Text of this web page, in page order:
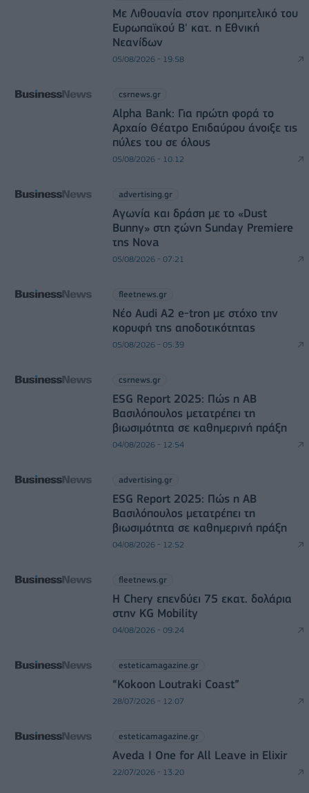
Με Λιθουανία στον προημιτελικό του
Ευρωπαϊκού Β' κατ. η Εθνική
Νεανίδων
05/08/2026 - 19:58
csrnews.gr
Alpha Bank: Για πρώτη φορά το
Αρχαίο Θέατρο Επιδαύρου άνοιξε τις
πύλες του σε όλους
05/08/2026 - 10:12
advertising.gr
Αγωνία και δράση με το «Dust
Bunny» στη ζώνη Sunday Premiere
της Nova
05/08/2026 - 07:21
fleetnews.gr
Νέο Audi A2 e-tron με στόχο την
κορυφή της αποδοτικότητας
05/08/2026 - 05:39
csrnews.gr
ESG Report 2025: Πώς η ΑΒ
Βασιλόπουλος μετατρέπει τη
βιωσιμότητα σε καθημερινή πράξη
04/08/2026 - 12:54
advertising.gr
ESG Report 2025: Πώς η ΑΒ
Βασιλόπουλος μετατρέπει τη
βιωσιμότητα σε καθημερινή πράξη
04/08/2026 - 12:52
fleetnews.gr
Η Chery επενδύει 75 εκατ. δολάρια
στην KG Mobility
04/08/2026 - 09:24
esteticamagazine.gr
“Kokoon Loutraki Coast”
28/07/2026 - 12:07
esteticamagazine.gr
Aveda I One for All Leave in Elixir
22/07/2026 - 13:20